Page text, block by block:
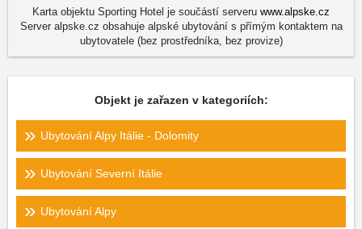
Karta objektu Sporting Hotel je součástí serveru www.alpske.cz
Server alpske.cz obsahuje alpské ubytování s přímým kontaktem na
ubytovatele (bez prostředníka, bez provize)
Objekt je zařazen v kategoriích:
Ubytování Alpy Itálie - Dolomity
Ubytování Severní Itálie
Ubytování Alpy